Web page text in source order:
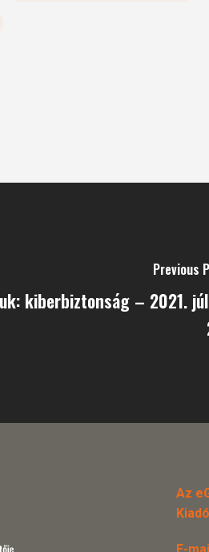
Previous
kiberbiztonság – 2021.
Az